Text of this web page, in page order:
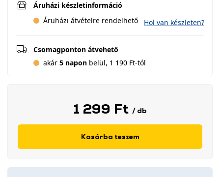
Áruházi készletinformáció
Áruházi átvételre rendelhető
Hol van készleten?
Csomagponton átvehető
akár 5 napon belül, 1 190 Ft-tól
1 299 Ft / db
Kosárba teszem